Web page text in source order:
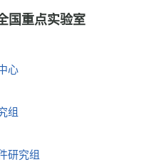
国重点实验室
心
组
研究组